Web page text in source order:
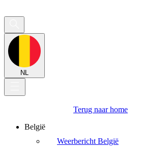
NL
Terug naar home
België
Weerbericht België